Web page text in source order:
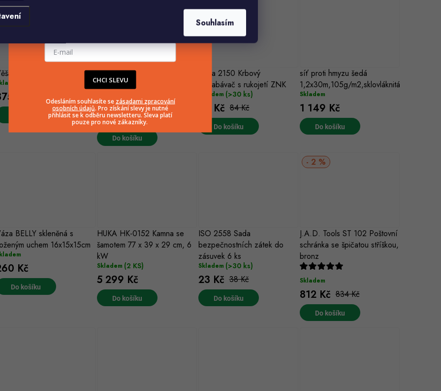
Souhlasím
na boty a klobouky U1J
Kč
U1H DVOJITÝ STOJÍCÍ
VĚŠÁK NA ODEVY, POLICE
DO ŠATNÍCH ŠATŮ
Skladem(2 ks)
462 Kč
Do košíku
Huka 2150 Krbový
vyhrabávač s rukojetí ZNK
Skladem (>30 ks)
79 Kč 84 Kč
Do košíku
síť proti hmyzu šedá
1,2x30m,105g/m2,sklovláknitá
Skladem
1 149 Kč
Do košíku
BELLY skleněná s
uchem 16x15x15cm
Kč
Do košíku
HUKA HK-0152 Kamna se
šamotem 77 x 39 x 29 cm, 6
kW
Skladem (2 KS)
5 299 Kč
Do košíku
ISO 2558 Sada
bezpečnostních zátek do
zásuvek 6 ks
Skladem (>30 ks)
23 Kč 38 Kč
Do košíku
J.A.D. Tools ST 102 Poštovní
schránka se špičatou stříškou,
bronz
2 %
Skladem
812 Kč 834 Kč
Do košíku
CHCI SLEVU
Odesláním souhlasíte se zásadami zpracování
osobních údajů. Pro získání slevy je nutné
přihlásit se k odběru newsletteru. Sleva platí
pouze pro nové zákazníky.